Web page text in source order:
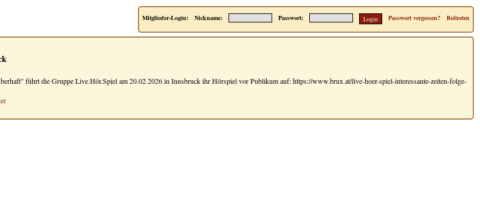
Beitreten
Passwort vergessen?
Passwort:
Nickname:
Mitglieder-Login:
führt die Gruppe Live.Hör.Spiel am 20.02.2026 in Innsbruck ihr Hörspiel vor Publikum auf: https://www.brux.at/live-hoer-spiel-interessante-zeiten-folge-